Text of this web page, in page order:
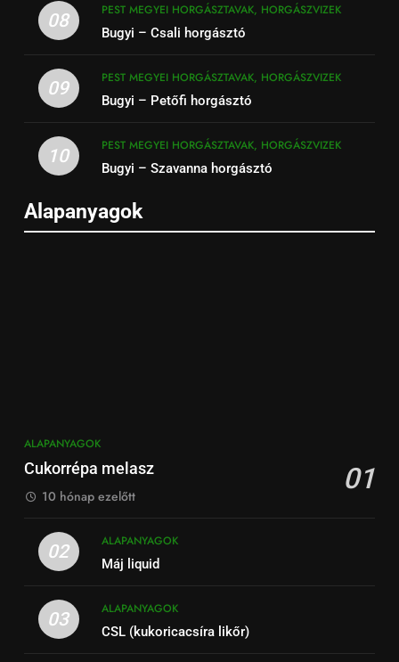
08
PEST MEGYEI HORGÁSZTAVAK, HORGÁSZVIZEK
Bugyi – Csali horgásztó
09
PEST MEGYEI HORGÁSZTAVAK, HORGÁSZVIZEK
Bugyi – Petőfi horgásztó
10
PEST MEGYEI HORGÁSZTAVAK, HORGÁSZVIZEK
Bugyi – Szavanna horgásztó
Alapanyagok
ALAPANYAGOK
Cukorrépa melasz 01
10 hónap ezelőtt
02
ALAPANYAGOK
Máj liquid
03
ALAPANYAGOK
CSL (kukoricacsíra likőr)